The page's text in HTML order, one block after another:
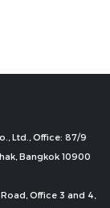
Ltd., Office: 87/9
Bangkok 10900
Office 3 and 4,